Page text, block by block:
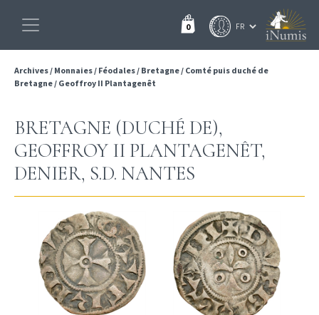
0
Archives/ Monnaies/ Féodales/ Bretagne/ Comté puis duché de
Bretagne/ Geoffroy II Plantagenêt
BRETAGNE (DUCHÉ DE),
GEOFFROY II PLANTAGENÊT,
DENIER, S.D. NANTES